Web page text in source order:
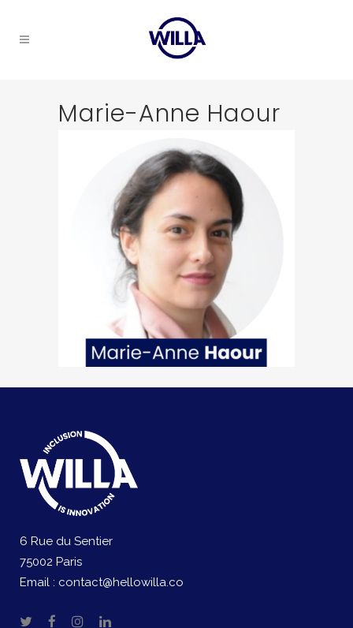
Marie-Anne Haour
6 Rue du Sentier
75002 Paris
Email : contact@hellowilla.co